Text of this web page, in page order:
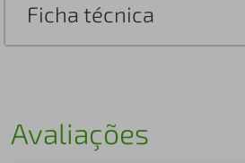
Ficha técnica
Avaliações